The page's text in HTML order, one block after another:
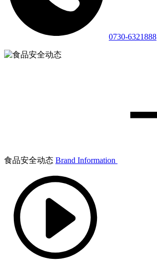
0730-6321888
食品安全动态 Brand Information